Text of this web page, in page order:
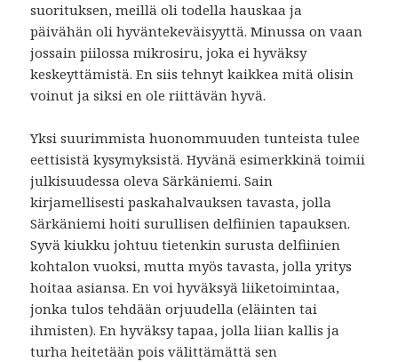
suorituksen, meillä oli todella hauskaa ja
päivähän oli hyväntekeväisyyttä. Minussa on vaan
jossain piilossa mikrosiru, joka ei hyväksy
keskeyttämistä. En siis tehnyt kaikkea mitä olisin
voinut ja siksi en ole riittävän hyvä.
Yksi suurimmista huonommuuden tunteista tulee
eettisistä kysymyksistä. Hyvänä esimerkkinä toimii
julkisuudessa oleva Särkäniemi. Sain
kirjamellisesti paskahalvauksen tavasta, jolla
Särkäniemi hoiti surullisen delfiinien tapauksen.
Syvä kiukku johtuu tietenkin surusta delfiinien
kohtalon vuoksi, mutta myös tavasta, jolla yritys
hoitaa asiansa. En voi hyväksyä liiketoimintaa,
jonka tulos tehdään orjuudella (eläinten tai
ihmisten). En hyväksy tapaa, jolla liian kallis ja
turha heitetään pois välittämättä sen